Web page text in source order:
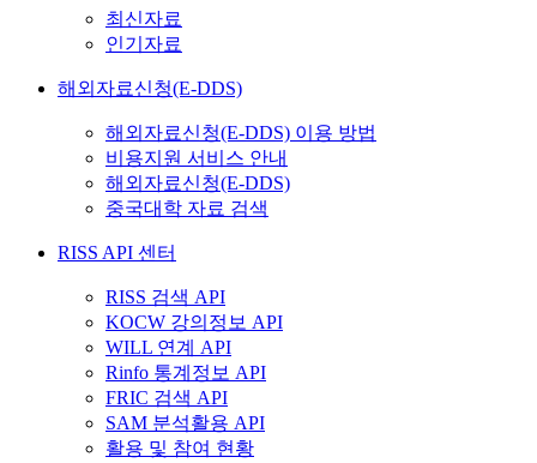
최신자료
인기자료
해외자료신청(E-DDS)
해외자료신청(E-DDS) 이용 방법
비용지원 서비스 안내
해외자료신청(E-DDS)
중국대학 자료 검색
RISS API 센터
RISS 검색 API
KOCW 강의정보 API
WILL 연계 API
Rinfo 통계정보 API
FRIC 검색 API
SAM 분석활용 API
활용 및 참여 현황